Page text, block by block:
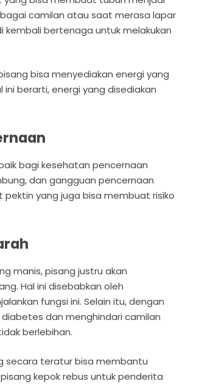
camilan atau saat merasa lapar
bertenaga untuk melakukan
bisa menyediakan energi yang
berarti, energi yang disediakan
bagi kesehatan pencernaan
dan gangguan pencernaan
yang juga bisa membuat risiko
manis, pisang justru akan
Hal ini disebabkan oleh
fungsi ini. Selain itu, dengan
dan menghindari camilan
berlebihan.
secara teratur bisa membantu
kepok rebus untuk penderita